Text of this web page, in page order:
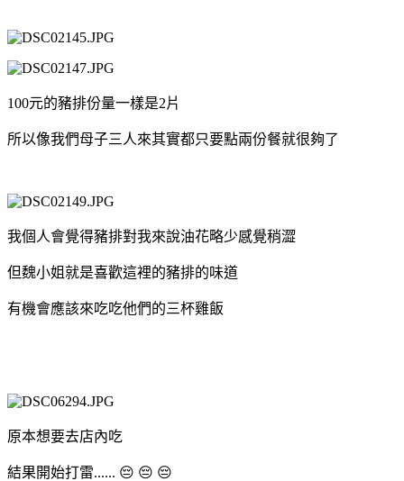
100元的豬排份量一樣是2片
所以像我們母子三人來其實都只要點兩份餐就很夠了
我個人會覺得豬排對我來說油花略少感覺稍澀
但魏小姐就是喜歡這裡的豬排的味道
有機會應該來吃吃他們的三杯雞飯
原本想要去店內吃
結果開始打雷...... 😔 😔 😔